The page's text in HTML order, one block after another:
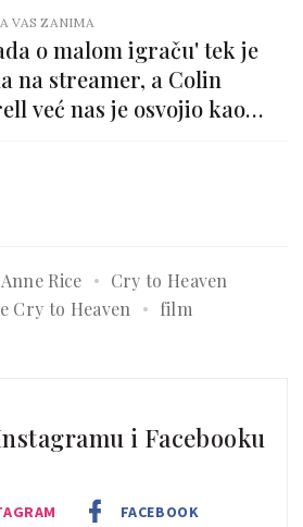
VAS ZANIMA
o malom igraču' tek je
na streamer, a Colin
već nas je osvojio kao
Anne Rice
Cry to Heaven
Cry to Heaven
film
i Facebooku
FACEBOOK